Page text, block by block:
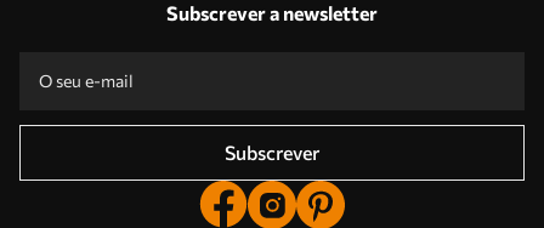
Subscrever a newsletter
Subscrever